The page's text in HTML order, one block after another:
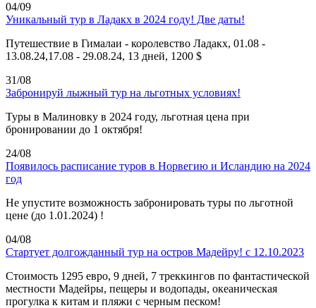
04/09
Уникальный тур в Ладакх в 2024 году! Две даты!
Путешествие в Гималаи - королевство Ладакх, 01.08 -
13.08.24,17.08 - 29.08.24, 13 дней, 1200 $
31/08
Забронируй лыжный тур на льготных условиях!
Туры в Малиновку в 2024 году, льготная цена при
бронировании до 1 октября!
24/08
Появилось расписание туров в Норвегию и Исландию на 2024
год
Не упустите возможность забронировать туры по льготной
цене (до 1.01.2024) !
04/08
Стартует долгожданный тур на остров Мадейру! с 12.10.2023
Стоимость 1295 евро, 9 дней, 7 треккингов по фантастической
местности Мадейры, пещеры и водопады, океаническая
прогулка к китам и пляжи с черным песком!